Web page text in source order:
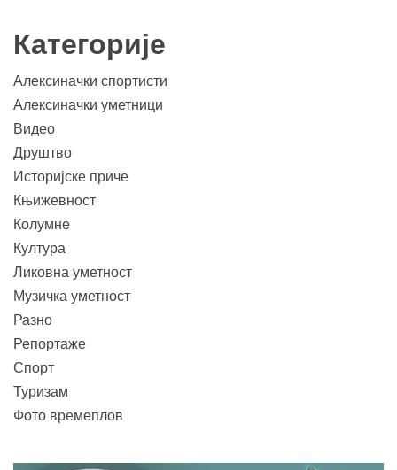
Категорије
Алексиначки спортисти
Алексиначки уметници
Видео
Друштво
Историјске приче
Књижевност
Колумне
Култура
Ликовна уметност
Музичка уметност
Разно
Репортаже
Спорт
Туризам
Фото времеплов